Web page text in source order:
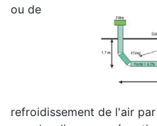
ou de
refroidissement de l'air